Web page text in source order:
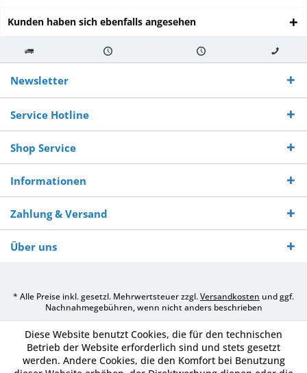
Kunden haben sich ebenfalls angesehen
Kostenloser
Versand ab €
250,-
Versand innerhalb von Versand von So erreichen
Sie uns 0160
970 511 90
Newsletter
Service Hotline
Shop Service
Informationen
Zahlung & Versand
Über uns
* Alle Preise inkl. gesetzl. Mehrwertsteuer zzgl.Versandkosten und ggf.
Nachnahmegebühren, wenn nicht anders beschrieben
Diese Website benutzt Cookies, die für den technischen
Betrieb der Website erforderlich sind und stets gesetzt
werden. Andere Cookies, die den Komfort bei Benutzung